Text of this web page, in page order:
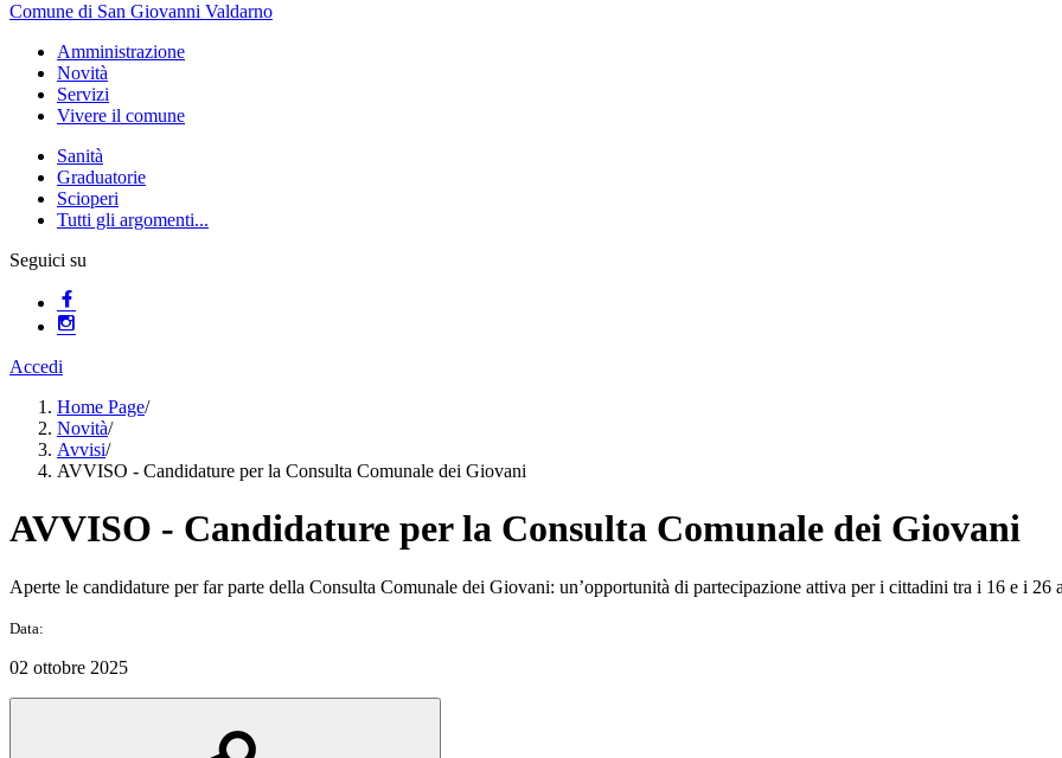
Comune di San Giovanni Valdarno
Amministrazione
Novità
Servizi
Vivere il comune
Sanità
Graduatorie
Scioperi
Tutti gli argomenti...
Seguici su
Accedi
Home Page/
Novità/
Avvisi/
AVVISO - Candidature per la Consulta Comunale dei Giovani
AVVISO - Candidature per la Consulta Comunale dei Giovani
Aperte le candidature per far parte della Consulta Comunale dei Giovani: un’opportunità di partecipazione attiva per i cittadini tra i 16 e i 26
Data:
02 ottobre 2025